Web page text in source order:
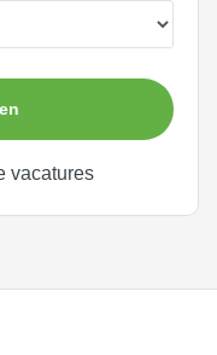
vacatures